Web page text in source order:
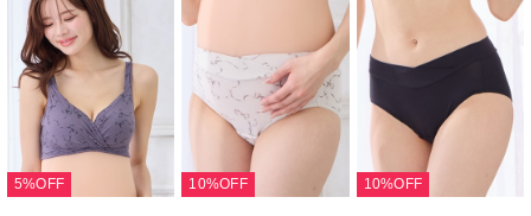
5%OFF 10%OFF 10%OFF